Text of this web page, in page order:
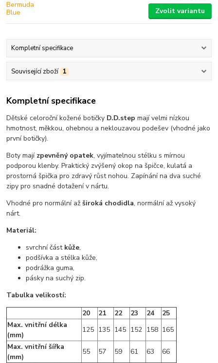
Zvolit variantu
Kompletní specifikace
Související zboží 1
Kompletní specifikace
Dětské celoroční kožené botičky D.D.step mají velmi nízkou
hmotnost, měkkou, ohebnou a neklouzavou podešev (vhodné jako
první botičky).
Boty mají zpevněný opatek, vyjímatelnou stélku s mírnou
podporou klenby. Praktický zvýšený okop na špičce, kulatá a
prostorná špička pro zdravý růst nohou. Zapínání na dva suché
zipy pro snadné dotažení v nártu.
Vhodné pro normální ažširoká chodidla, normální až vysoký
nárt.
Materiál:
svrchní část kůže,
podšívka a stélka kůže,
podrážka guma,
pásky na suchý zip.
Tabulka velikostí:
20
21 22 23 24
25
Max. vnitřní délka
(mm)
125 135 145 152 158 165
Max. vnitřní šířka
(mm)
55 57 59 61 63
66